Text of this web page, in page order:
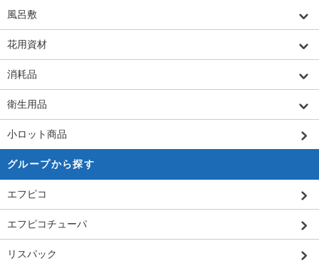
風呂敷
花用資材
消耗品
衛生用品
小ロット商品
グループから探す
エフピコ
エフピコチューパ
リスパック